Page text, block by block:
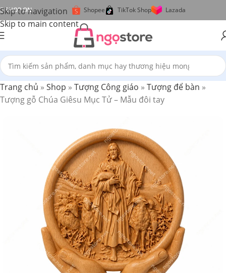
Skip to navigation
Skip to main content
SHOP ON Shopee TikTok Shop Lazada
Trang chủ » Shop » Tượng Công giáo » Tượng để bàn »
Tượng gỗ Chúa Giêsu Mục Tử – Mẫu đôi tay